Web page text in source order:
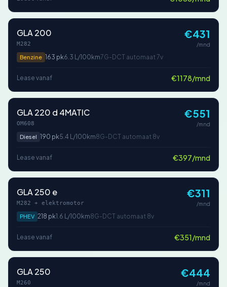
GLA 200
M282
Benzine 163 pk6.3 L/100km7G-DCT automaat 7v
€431
/mnd
Lease vanaf €1178/mnd
GLA 220 d 4MATIC
OM608
Diesel 190 pk5.4 L/100km8G-DCT automaat 8v
€551
/mnd
Lease vanaf €397/mnd
GLA 250 e
M282 + elektromotor
PHEV 218 pk1.6 L/100km8G-DCT automaat 8v
€311
/mnd
Lease vanaf €351/mnd
GLA 250
M260
€444
/mnd